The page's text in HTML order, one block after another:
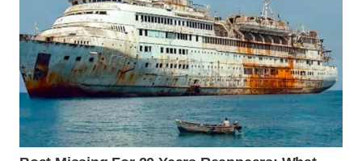
WN
SURABAYA
WN
NATUNA
WN
BINTAN